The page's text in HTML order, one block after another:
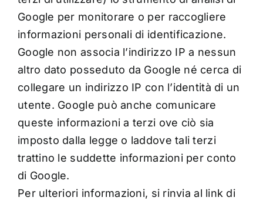
Google per monitorare o per raccogliere
informazioni personali di identificazione.
Google non associa l’indirizzo IP a nessun
altro dato posseduto da Google né cerca di
collegare un indirizzo IP con l’identità di un
utente. Google può anche comunicare
queste informazioni a terzi ove ciò sia
imposto dalla legge o laddove tali terzi
trattino le suddette informazioni per conto
di Google.
Per ulteriori informazioni, si rinvia al link di